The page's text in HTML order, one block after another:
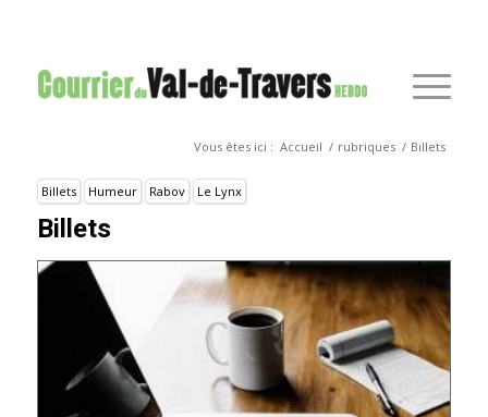
Vous êtes ici : Accueil / rubriques / Billets
Billets Humeur Rabov Le Lynx
Billets